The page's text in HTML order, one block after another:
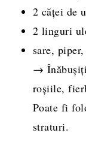
2 căței de
2 linguri
sare,
→
roșiile,
Poate fi
straturi.